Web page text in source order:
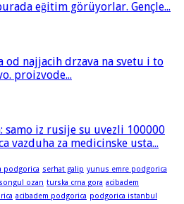
eğitim görüyorlar. Gençle...
od najjacih drzava na svetu i to
proizvode...
samo iz rusije su uvezli 100000
vazduha za medicinske usta...
podgorica serhat galip yunus emre podgorica
songul ozan turska crna gora acibadem
acibadem podgorica podgorica istanbul